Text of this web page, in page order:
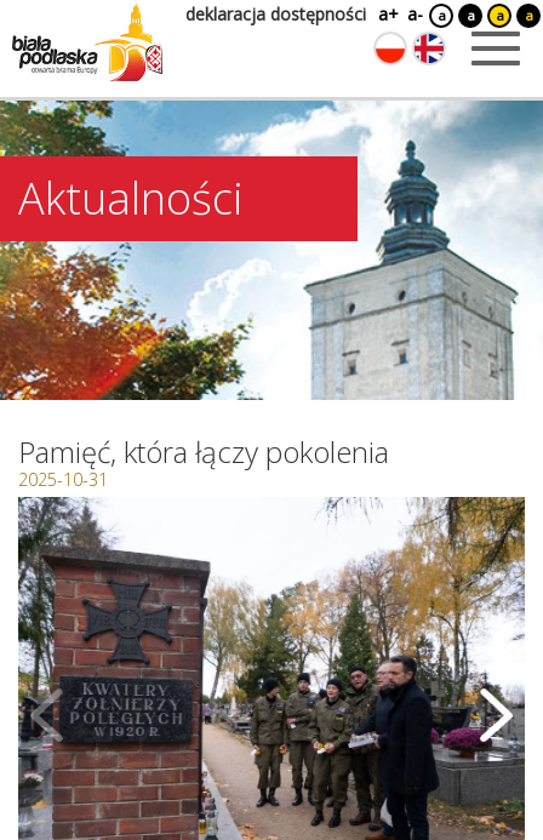
deklaracja dostępności a+ a- a a a a
Aktualności
Pamięć, która łączy pokolenia
2025-10-31